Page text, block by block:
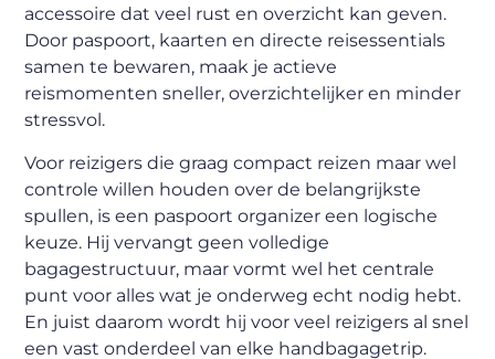
accessoire dat veel rust en overzicht kan geven.
Door paspoort, kaarten en directe reisessentials
samen te bewaren, maak je actieve
reismomenten sneller, overzichtelijker en minder
stressvol.
Voor reizigers die graag compact reizen maar wel
controle willen houden over de belangrijkste
spullen, is een paspoort organizer een logische
keuze. Hij vervangt geen volledige
bagagestructuur, maar vormt wel het centrale
punt voor alles wat je onderweg echt nodig hebt.
En juist daarom wordt hij voor veel reizigers al snel
een vast onderdeel van elke handbagagetrip.